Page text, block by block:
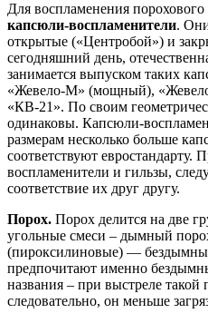
Для воспламенения
капсюли-воспламенители.
открытые («Центробой») и
сегодняшний день,
занимается выпуском таких
«Жевело-М» (мощный),
«КВ-21». По своим
одинаковы. Капсюли-
размерам несколько больше
соответствуют евростандарту.
воспламенители и гильзы,
соответствие их друг другу.
Порох. Порох делится на две
угольные смеси – дымный
(пироксилиновые) —
предпочитают именно
названия – при выстреле такой
следовательно, он меньше